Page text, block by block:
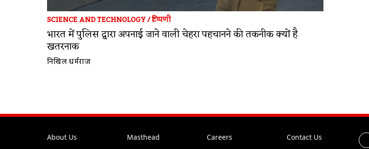
SCIENCE AND TECHNOLOGY/टिप्पणी
भारत में पुलिस द्वारा अपनाई जाने वाली चेहरा पहचानने की तकनीक क्यों है
खतरनाक
निखिल धर्मराज
About Us Masthead Careers Contact Us